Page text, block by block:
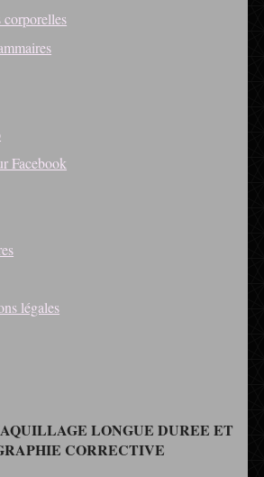
corporelles
Facebook
légales
LONGUE DUREE ET
CORRECTIVE